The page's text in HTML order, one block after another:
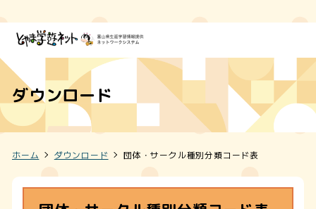
ダウンロード
ホーム ダウンロード 団体・サークル種別分類コード表